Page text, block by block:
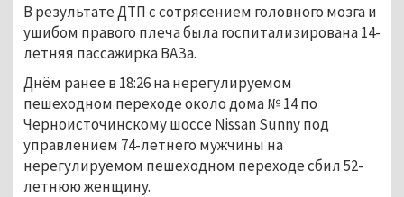
В результате ДТП с сотрясением головного мозга и
ушибом правого плеча была госпитализирована 14-
летняя пассажирка ВАЗа.
Днём ранее в 18:26 на нерегулируемом
пешеходном переходе около дома № 14 по
Черноисточинскому шоссе Nissan Sunny под
управлением 74-летнего мужчины на
нерегулируемом пешеходном переходе сбил 52-
летнюю женщину.